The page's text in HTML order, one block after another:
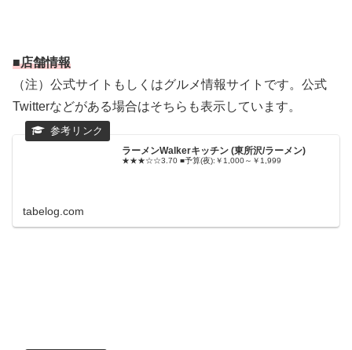
■店舗情報
（注）公式サイトもしくはグルメ情報サイトです。公式
Twitterなどがある場合はそちらも表示しています。
ラーメンWalkerキッチン (東所沢/ラーメン)
★★★☆☆3.70 ■予算(夜):￥1,000～￥1,999
tabelog.com